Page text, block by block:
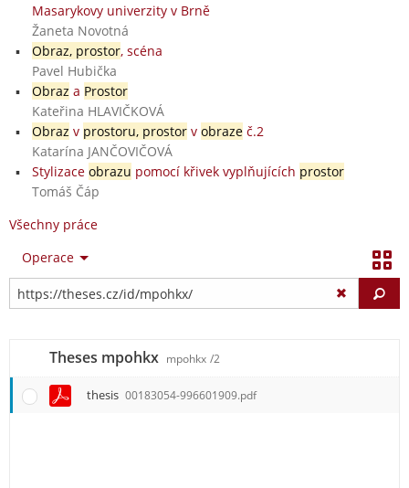
Masarykovy univerzity v Brně
Žaneta Novotná
Obraz, prostor, scéna
Pavel Hubička
Obraz a Prostor
Kateřina HLAVIČKOVÁ
Obraz v prostoru, prostorv obrazeč.2
Katarína JANČOVIČOVÁ
Stylizace obrazu pomocí křivek vyplňujících prostor
Tomáš Čáp
Všechny práce
Operace
Theses mpohkx mpohkx /2
thesis 00183054-996601909.pdf